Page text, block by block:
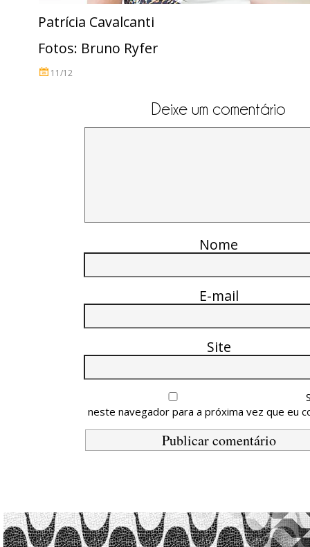
Patrícia Cavalcanti
Fotos: Bruno Ryfer
11/12
Deixe um comentário
Nome
E-mail
Site
neste navegador para a próxima vez que eu